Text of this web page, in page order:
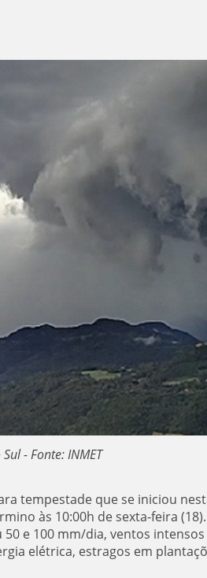
- Fonte: INMET
tempestade que se iniciou
às 10:00h de sexta-feira (18).
e 100 mm/dia, ventos
elétrica, estragos em